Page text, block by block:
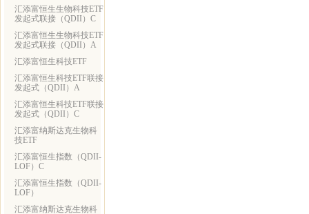
汇添富恒生生物科技ETF
发起式联接（QDII）C
汇添富恒生生物科技ETF
发起式联接（QDII）A
汇添富恒生科技ETF
汇添富恒生科技ETF联接
发起式（QDII）A
汇添富恒生科技ETF联接
发起式（QDII）C
汇添富纳斯达克生物科
技ETF
汇添富恒生指数（QDII-
LOF）C
汇添富恒生指数（QDII-
LOF）
汇添富纳斯达克生物科